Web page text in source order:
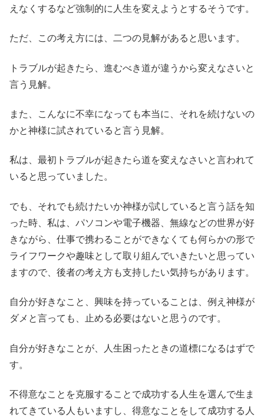
えなくするなど強制的に人生を変えようとするそうです。
ただ、この考え方には、二つの見解があると思います。
トラブルが起きたら、進むべき道が違うから変えなさいと
言う見解。
また、こんなに不幸になっても本当に、それを続けないの
かと神様に試されていると言う見解。
私は、最初トラブルが起きたら道を変えなさいと言われて
いると思っていました。
でも、それでも続けたいか神様が試していると言う話を知
った時、私は、パソコンや電子機器、無線などの世界が好
きながら、仕事で携わることができなくても何らかの形で
ライフワークや趣味として取り組んでいきたいと思ってい
ますので、後者の考え方も支持したい気持ちがあります。
自分が好きなこと、興味を持っていることは、例え神様が
ダメと言っても、止める必要はないと思うのです。
自分が好きなことが、人生困ったときの道標になるはずで
す。
不得意なことを克服することで成功する人生を選んで生ま
れてきている人もいますし、得意なことをして成功する人